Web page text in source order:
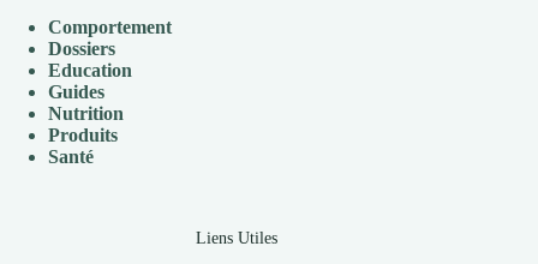
Comportement
Dossiers
Education
Guides
Nutrition
Produits
Santé
Liens Utiles